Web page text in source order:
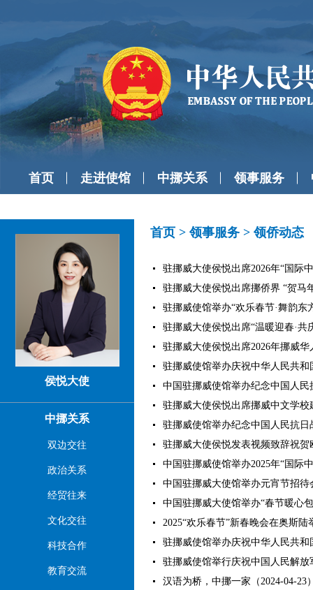
首页 走进使馆 中挪关系 领事服务
侯悦大使
中挪关系
双边交往
政治关系
经贸往来
文化交往
科技合作
教育交流
首页 >领事服务 >领侨动态
驻挪威大使侯悦出席2026年“国际
驻挪威大使侯悦出席挪侨界 “贺马
驻挪威使馆举办“欢乐春节·舞韵东
驻挪威大使侯悦出席“温暖迎春·共
驻挪威大使侯悦出席2026年挪威
驻挪威使馆举办庆祝中华人民共和
中国驻挪威使馆举办纪念中国人民
驻挪威大使侯悦出席挪威中文学校
驻挪威使馆举办纪念中国人民抗日
驻挪威大使侯悦发表视频致辞祝贺
中国驻挪威使馆举办2025年“国际
中国驻挪威大使馆举办元宵节招待
中国驻挪威大使馆举办“春节暖心
2025“欢乐春节”新春晚会在奥斯陆
驻挪威使馆举办庆祝中华人民共和
驻挪威使馆举行庆祝中国人民解放
汉语为桥，中挪一家（2024-04-23